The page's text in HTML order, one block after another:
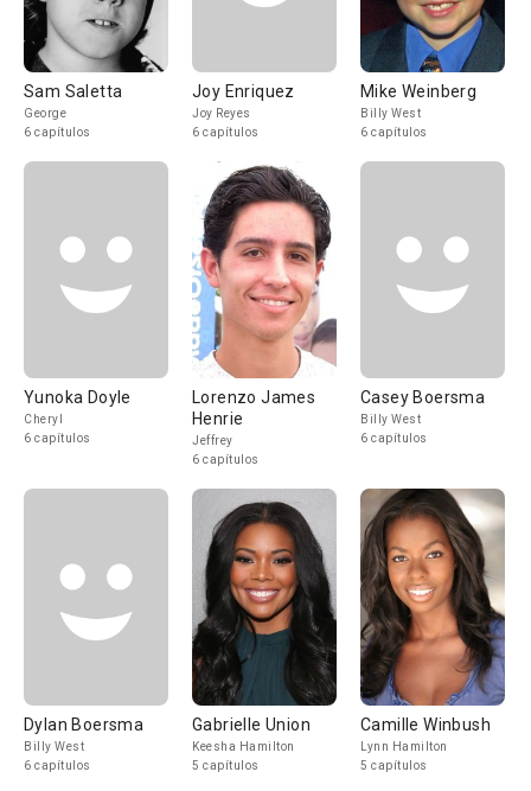
Sam Saletta
George
6 capítulos
Joy Enriquez
Joy Reyes
6 capítulos
Mike Weinberg
Billy West
6 capítulos
Yunoka Doyle
Cheryl
6 capítulos
Lorenzo James
Henrie
Jeffrey
6 capítulos
Casey Boersma
Billy West
6 capítulos
Dylan Boersma
Billy West
6 capítulos
Gabrielle Union
Keesha Hamilton
5 capítulos
Camille Winbush
Lynn Hamilton
5 capítulos